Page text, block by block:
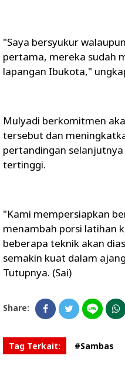
"Saya bersyukur
pertama, mereka sudah
lapangan Ibukota,"
Mulyadi berkomitmen
tersebut dan
pertandingan
tertinggi.
"Kami mempersiapkan
menambah porsi latihan
beberapa teknik akan
semakin kuat dalam
Tutupnya. (Sai)
Share:
Tag Terkait: #Sambas